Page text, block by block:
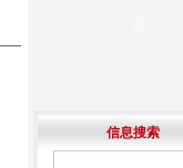
信息搜索